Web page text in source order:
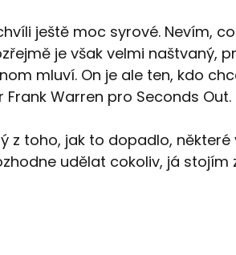
ještě moc syrové. Nevím,
je však velmi naštvaný,
mluví. On je ale ten, kdo
Warren pro Seconds Out.
z toho, jak to dopadlo,
udělat cokoliv, já stojím